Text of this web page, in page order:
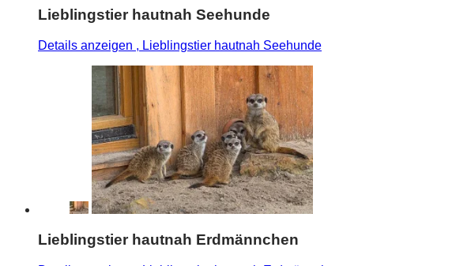
Lieblingstier hautnah Seehunde
Details anzeigen , Lieblingstier hautnah Seehunde
Lieblingstier hautnah Erdmännchen